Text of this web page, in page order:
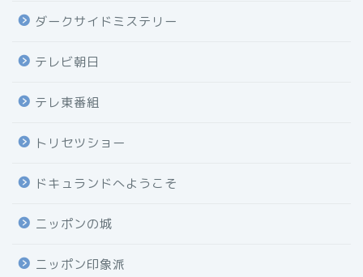
ダークサイドミステリー
テレビ朝日
テレ東番組
トリセツショー
ドキュランドへようこそ
ニッポンの城
ニッポン印象派